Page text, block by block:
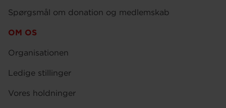
Spørgsmål om donation og medlemskab
OM OS
Organisationen
Ledige stillinger
Vores holdninger